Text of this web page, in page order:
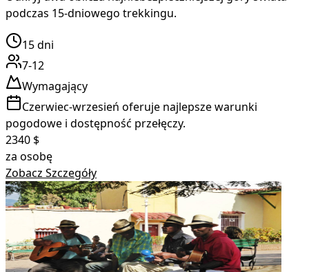
podczas 15-dniowego trekkingu.
15dni
7-12
Wymagający
Czerwiec-wrzesień oferuje najlepsze warunki
pogodowe i dostępność przełęczy.
2340 $
za osobę
Zobacz Szczegóły